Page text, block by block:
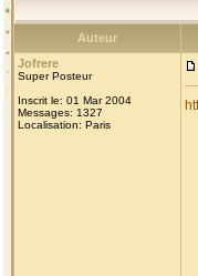
Auteur
Jofrere
Super Posteur
Inscrit le: 01 Mar 2004
Messages: 1327
Localisation: Paris